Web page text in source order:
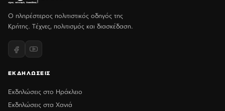
Ο πληρέστερος πολιτιστικός οδηγός της
Κρήτης. Τέχνες, πολιτισμός και διασκέδαση.
ΕΚΔΗΛΩΣΕΙΣ
Εκδηλώσεις στο Ηράκλειο
Εκδηλώσεις στα Χανιά